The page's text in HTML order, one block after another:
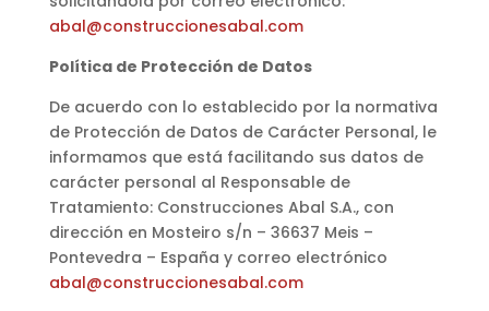
abal@construccionesabal.com
Política de Protección de Datos
De acuerdo con lo establecido por la normativa
de Protección de Datos de Carácter Personal, le
informamos que está facilitando sus datos de
carácter personal al Responsable de
Tratamiento: Construcciones Abal S.A., con
dirección en Mosteiro s/n – 36637 Meis –
Pontevedra – España y correo electrónico
abal@construccionesabal.com